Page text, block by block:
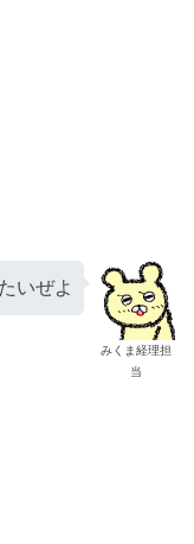
みくま経理担
当
いぜよ